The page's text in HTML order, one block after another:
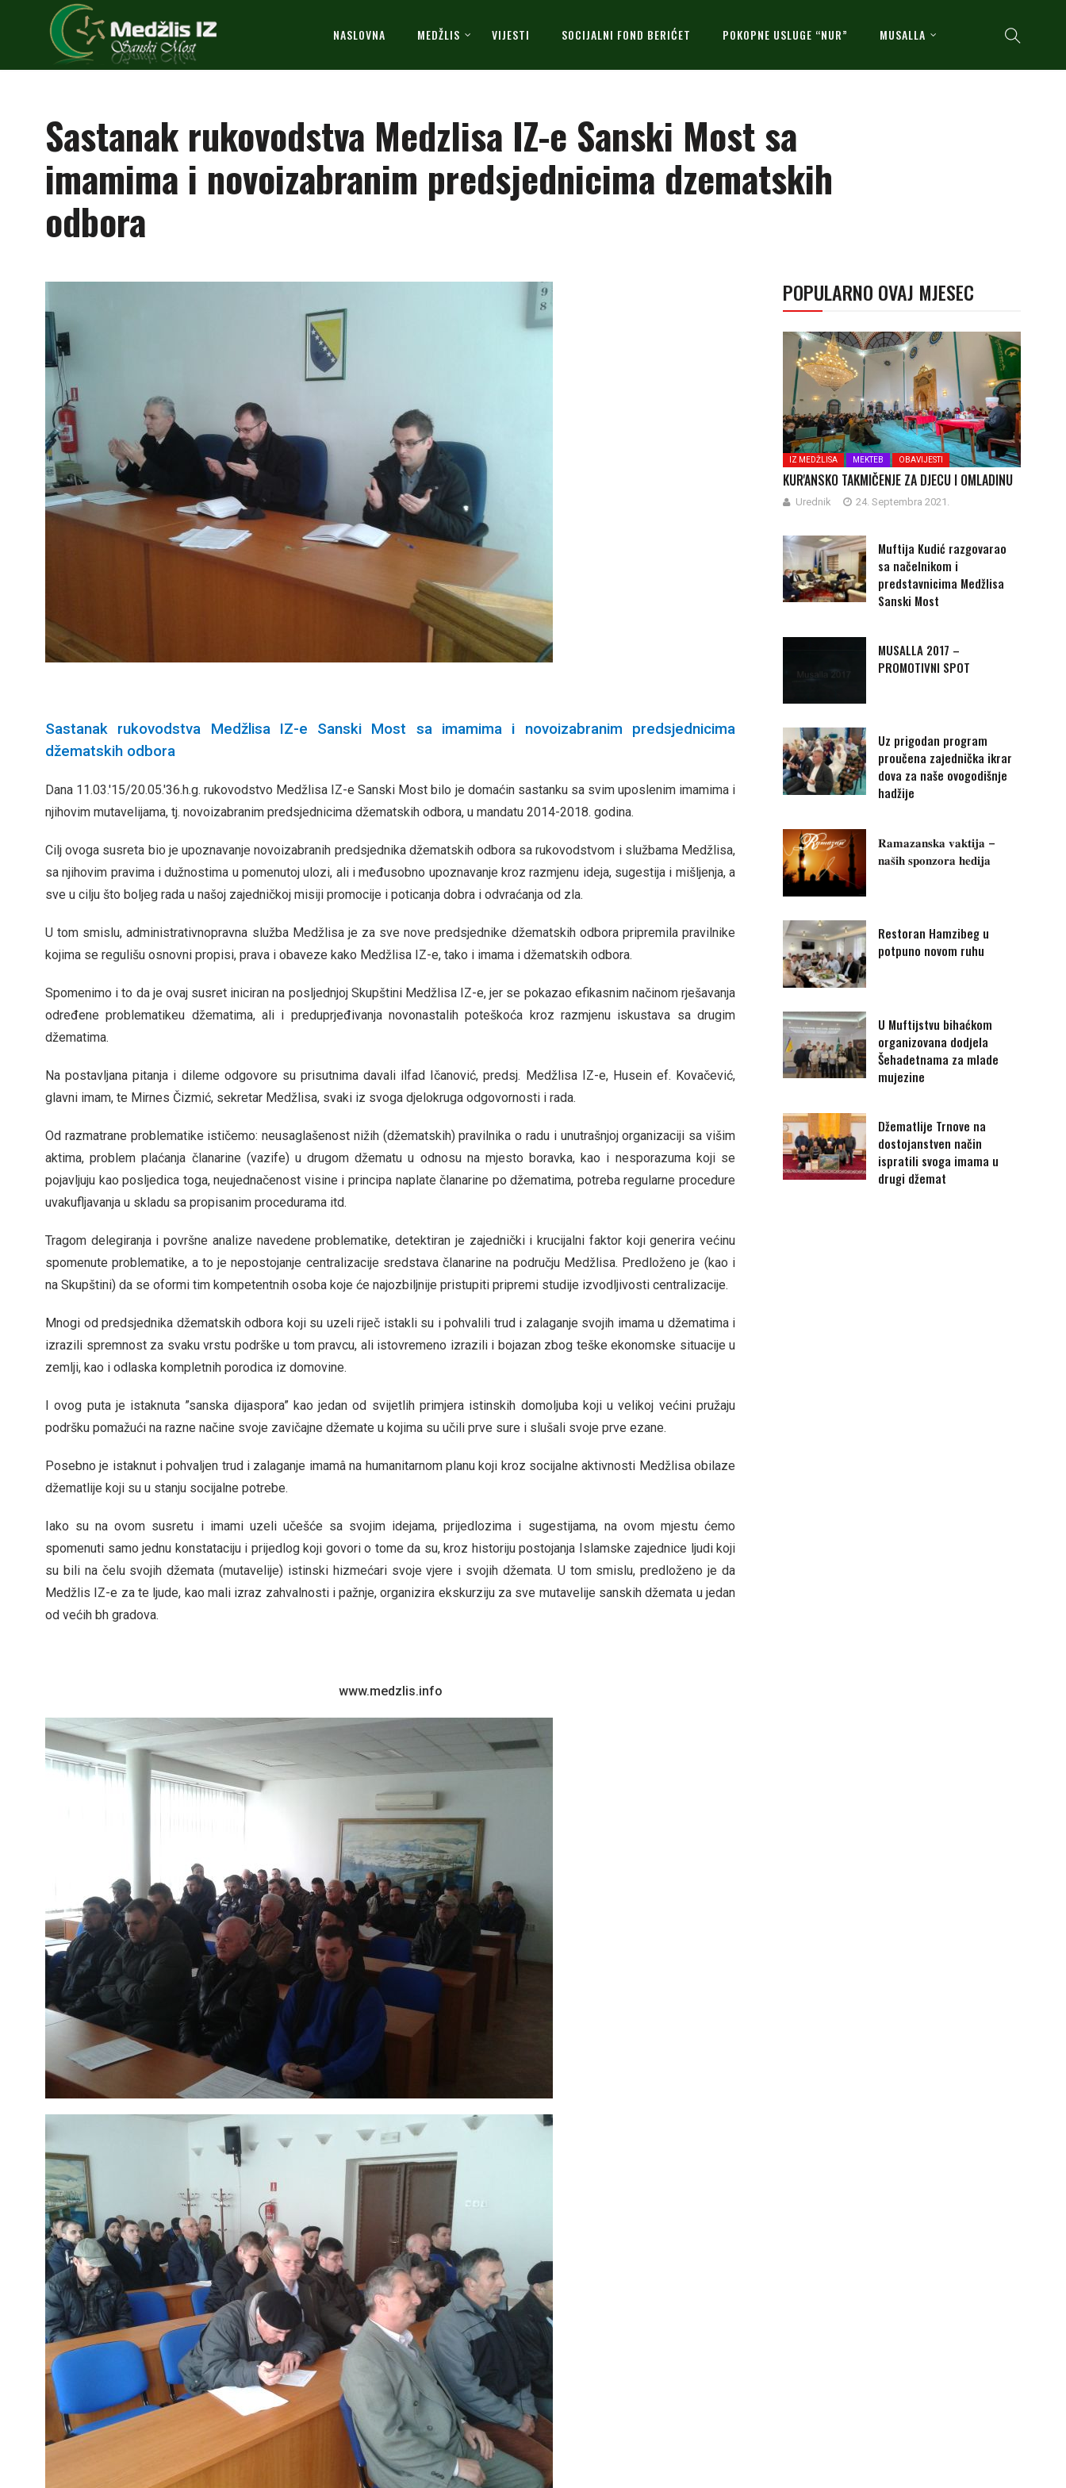
NASLOVNA MEDŽLIS VIJESTI SOCIJALNI FOND BERIĆET POKOPNE USLUGE “NUR” MUSALLA
Sastanak rukovodstva Medzlisa IZ-e Sanski Most sa
imamima i novoizabranim predsjednicima dzematskih
odbora
Sastanak rukovodstva Medžlisa IZ-e Sanski Most sa imamima i novoizabranim predsjednicima
džematskih odbora
Dana 11.03.'15/20.05.'36.h.g. rukovodstvo Medžlisa IZ-e Sanski Most bilo je domaćin sastanku sa svim uposlenim imamima i
njihovim mutavelijama, tj. novoizabranim predsjednicima džematskih odbora, u mandatu 2014-2018. godina.
Cilj ovoga susreta bio je upoznavanje novoizabranih predsjednika džematskih odbora sa rukovodstvom i službama Medžlisa,
sa njihovim pravima i dužnostima u pomenutoj ulozi, ali i međusobno upoznavanje kroz razmjenu ideja, sugestija i mišljenja, a
sve u cilju što boljeg rada u našoj zajedničkoj misiji promocije i poticanja dobra i odvraćanja od zla.
U tom smislu, administrativnopravna služba Medžlisa je za sve nove predsjednike džematskih odbora pripremila pravilnike
kojima se regulišu osnovni propisi, prava i obaveze kako Medžlisa IZ-e, tako i imama i džematskih odbora.
Spomenimo i to da je ovaj susret iniciran na posljednjoj Skupštini Medžlisa IZ-e, jer se pokazao efikasnim načinom rješavanja
određene problematikeu džematima, ali i preduprjeđivanja novonastalih poteškoća kroz razmjenu iskustava sa drugim
džematima.
Na postavljana pitanja i dileme odgovore su prisutnima davali ilfad Ičanović, predsj. Medžlisa IZ-e, Husein ef. Kovačević,
glavni imam, te Mirnes Čizmić, sekretar Medžlisa, svaki iz svoga djelokruga odgovornosti i rada.
Od razmatrane problematike ističemo: neusaglašenost nižih (džematskih) pravilnika o radu i unutrašnjoj organizaciji sa višim
aktima, problem plaćanja članarine (vazife) u drugom džematu u odnosu na mjesto boravka, kao i nesporazuma koji se
pojavljuju kao posljedica toga, neujednačenost visine i principa naplate članarine po džematima, potreba regularne procedure
uvakufljavanja u skladu sa propisanim procedurama itd.
Tragom delegiranja i površne analize navedene problematike, detektiran je zajednički i krucijalni faktor koji generira većinu
spomenute problematike, a to je nepostojanje centralizacije sredstava članarine na području Medžlisa. Predloženo je (kao i
na Skupštini) da se oformi tim kompetentnih osoba koje će najozbiljnije pristupiti pripremi studije izvodljivosti centralizacije.
Mnogi od predsjednika džematskih odbora koji su uzeli riječ istakli su i pohvalili trud i zalaganje svojih imama u džematima i
izrazili spremnost za svaku vrstu podrške u tom pravcu, ali istovremeno izrazili i bojazan zbog teške ekonomske situacije u
zemlji, kao i odlaska kompletnih porodica iz domovine.
I ovog puta je istaknuta ”sanska dijaspora” kao jedan od svijetlih primjera istinskih domoljuba koji u velikoj većini pružaju
podršku pomažući na razne načine svoje zavičajne džemate u kojima su učili prve sure i slušali svoje prve ezane.
Posebno je istaknut i pohvaljen trud i zalaganje imamâna humanitarnom planu koji kroz socijalne aktivnosti Medžlisa obilaze
džematlije koji su u stanju socijalne potrebe.
Iako su na ovom susretu i imami uzeli učešće sa svojim idejama, prijedlozima i sugestijama, na ovom mjestu ćemo
spomenuti samo jednu konstataciju i prijedlog koji govori o tome da su, kroz historiju postojanja Islamske zajednice ljudi koji
su bili na čelu svojih džemata (mutavelije) istinski hizmećari svoje vjere i svojih džemata. U tom smislu, predloženo je da
Medžlis IZ-e za te ljude, kao mali izraz zahvalnosti i pažnje, organizira ekskurziju za sve mutavelije sanskih džemata u jedan
od većih bh gradova.
www.medzlis.info
POPULARNO OVAJ MJESEC
IZ MEDŽLISA MEKTEB OBAVIJESTI
KUR'ANSKO TAKMIČENJE ZA DJECU I OMLADINU
Urednik 24. Septembra 2021.
Muftija Kudić razgovarao
sa načelnikom i
predstavnicima Medžlisa
Sanski Most
MUSALLA 2017 –
PROMOTIVNI SPOT
Uz prigodan program
proučena zajednička ikrar
dova za naše ovogodišnje
hadžije
𝐑𝐚𝐦𝐚𝐳𝐚𝐧𝐬𝐤𝐚 𝐯𝐚𝐤𝐭𝐢𝐣𝐚 –
𝐧𝐚𝐬̌𝐢𝐡 𝐬𝐩𝐨𝐧𝐳𝐨𝐫𝐚 𝐡𝐞𝐝𝐢𝐣𝐚
Restoran Hamzibeg u
potpuno novom ruhu
U Muftijstvu bihaćkom
organizovana dodjela
Šehadetnama za mlade
mujezine
Džematlije Trnove na
dostojanstven način
ispratili svoga imama u
drugi džemat